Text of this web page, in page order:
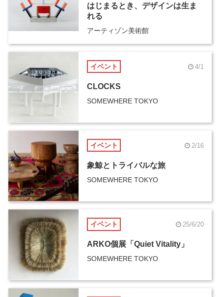
はじまるとき、デザインは生ま
れる
アーティゾン美術館
イベント 4/1
CLOCKS
SOMEWHERE TOKYO
イベント 2/16
象鯨とトライバルな旅
SOMEWHERE TOKYO
イベント 25/6/20
ARKO個展「Quiet Vitality」
SOMEWHERE TOKYO